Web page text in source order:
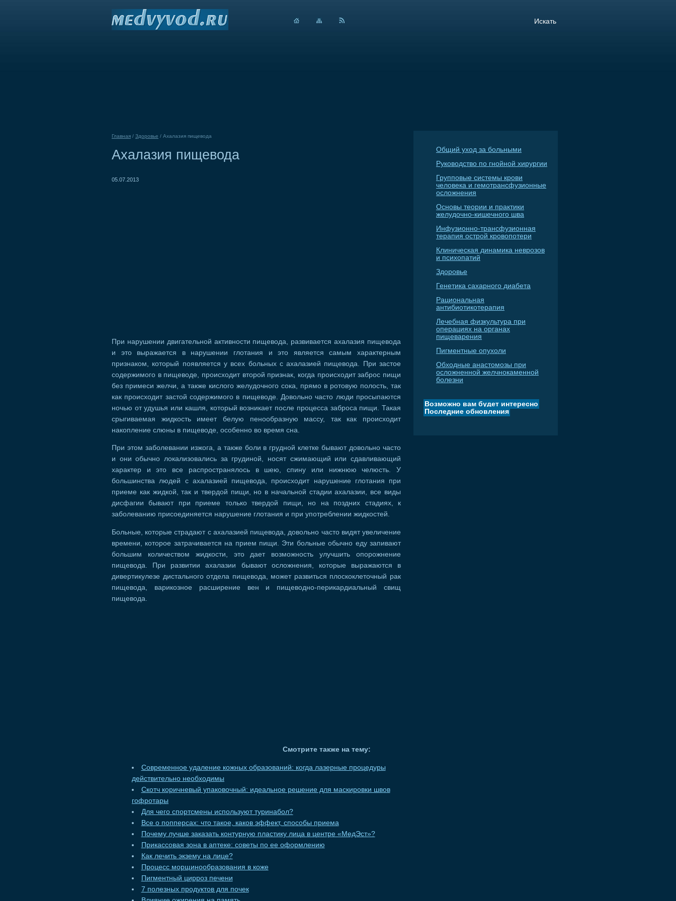
Главная / Здоровье / Ахалазия пищевода
Ахалазия пищевода
05.07.2013
При нарушении двигательной активности пищевода, развивается ахалазия пищевода
и это выражается в нарушении глотания и это является самым характерным
признаком, который появляется у всех больных с ахалазией пищевода. При застое
содержимого в пищеводе, происходит второй признак, когда происходит заброс пищи
без примеси желчи, а также кислого желудочного сока, прямо в ротовую полость, так
как происходит застой содержимого в пищеводе. Довольно часто люди просыпаются
ночью от удушья или кашля, который возникает после процесса заброса пищи. Такая
срыгиваемая жидкость имеет белую пенообразную массу, так как происходит
накопление слюны в пищеводе, особенно во время сна.
При этом заболевании изжога, а также боли в грудной клетке бывают довольно часто
и они обычно локализовались за грудиной, носят сжимающий или сдавливающий
характер и это все распространялось в шею, спину или нижнюю челюсть. У
большинства людей с ахалазией пищевода, происходит нарушение глотания при
приеме как жидкой, так и твердой пищи, но в начальной стадии ахалазии, все виды
дисфагии бывают при приеме только твердой пищи, но на поздних стадиях, к
заболеванию присоединяется нарушение глотания и при употреблении жидкостей.
Больные, которые страдают с ахалазией пищевода, довольно часто видят увеличение
времени, которое затрачивается на прием пищи. Эти больные обычно еду запивают
большим количеством жидкости, это дает возможность улучшить опорожнение
пищевода. При развитии ахалазии бывают осложнения, которые выражаются в
дивертикулезе дистального отдела пищевода, может развиться плоскоклеточный рак
пищевода, варикозное расширение вен и пищеводно-перикардиальный свищ
пищевода.
Смотрите также на тему:
Современное удаление кожных образований: когда лазерные процедуры
действительно необходимы
Скотч коричневый упаковочный: идеальное решение для маскировки швов
гофротары
Для чего спортсмены используют туринабол?
Все о попперсах: что такое, каков эффект, способы приема
Почему лучше заказать контурную пластику лица в центре «МедЭст»?
Прикассовая зона в аптеке: советы по ее оформлению
Как лечить экзему на лице?
Процесс морщинообразования в коже
Пигментный цирроз печени
7 полезных продуктов для почек
Общий уход за больными
Руководство по гнойной хирургии
Групповые системы крови
человека и гемотрансфузионные
осложнения
Основы теории и практики
желудочно-кишечного шва
Инфузионно-трансфузионная
терапия острой кровопотери
Клиническая динамика неврозов
и психопатий
Здоровье
Генетика сахарного диабета
Рациональная
антибиотикотерапия
Лечебная физкультура при
операциях на органах
пищеварения
Пигментные опухоли
Обходные анастомозы при
осложненной желчнокаменной
болезни
Возможно вам будет интересно
Последние обновления